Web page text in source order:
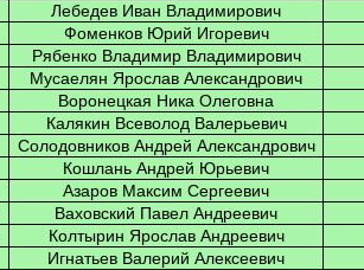
Лебедев Иван Владимирович
Фоменков Юрий Игоревич
Рябенко Владимир Владимирович
Мусаелян Ярослав Александрович
Воронецкая Ника Олеговна
Калякин Всеволод Валерьевич
Солодовников Андрей Александрович
Кошлань Андрей Юрьевич
Азаров Максим Сергеевич
Ваховский Павел Андреевич
Колтырин Ярослав Андреевич
Игнатьев Валерий Алексеевич